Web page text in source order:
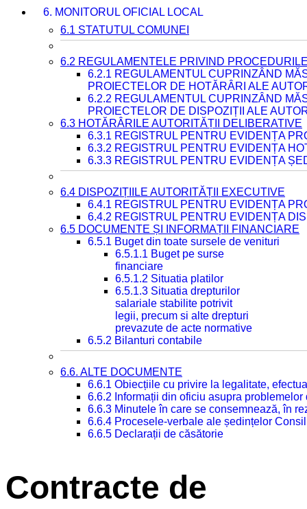
6. MONITORUL OFICIAL LOCAL
6.1 STATUTUL COMUNEI
6.2 REGULAMENTELE PRIVIND
6.2.1 REGULAMENTUL CUPRINZÂND
PROIECTELOR DE HOTĂRÂRI ALE
6.2.2 REGULAMENTUL CUPRINZÂND
PROIECTELOR DE DISPOZIȚII ALE
6.3 HOTĂRÂRILE AUTORITĂȚII DELIBERATIVE
6.3.1 REGISTRUL PENTRU EVIDENȚA
6.3.2 REGISTRUL PENTRU EVIDENȚA
6.3.3 REGISTRUL PENTRU EVIDENȚA
6.4 DISPOZIȚIILE AUTORITĂȚII EXECUTIVE
6.4.1 REGISTRUL PENTRU EVIDENȚA
6.4.2 REGISTRUL PENTRU EVIDENȚA
6.5 DOCUMENTE ȘI INFORMAȚII FINANCIARE
6.5.1 Buget din toate sursele de venituri
6.5.1.1 Buget pe surse
financiare
6.5.1.2 Situatia platilor
6.5.1.3 Situatia drepturilor
salariale stabilite potrivit
legii, precum si alte drepturi
prevazute de acte normative
6.5.2 Bilanturi contabile
6.6. ALTE DOCUMENTE
6.6.1 Obiecțiile cu privire la legalitate,
6.6.2 Informații din oficiu asupra
6.6.3 Minutele în care se consemnează, în
6.6.4 Procesele-verbale ale ședințelor
6.6.5 Declarații de căsătorie
Contracte de